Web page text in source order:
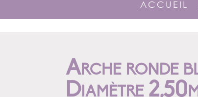
ACCUEIL
Arche ronde
Diamètre